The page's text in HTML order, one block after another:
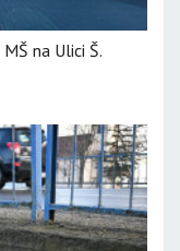
na Ulici Š.